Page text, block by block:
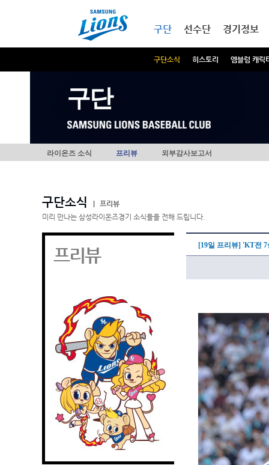
구단
구단소식 히스토리 엠블럼 캐릭
선수단 경기정보
구단
라이온즈 소식 프리뷰 외부감사보고서
구단소식
프리뷰
미리 만나는 삼성라이온즈경기 소식들을 전해 드립니다.
프리뷰 [19일 프리뷰] 'KT전